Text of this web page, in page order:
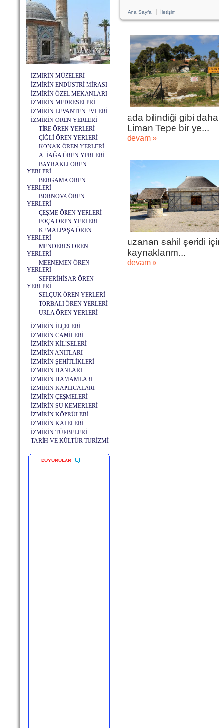
İZMİRİN MÜZELERİ
İZMİRİN ENDÜSTRİ MİRASI
İZMİRİN ÖZEL MEKANLARI
İZMİRİN MEDRESELERİ
İZMİRİN LEVANTEN EVLERİ
İZMİRİN ÖREN YERLERİ
TİRE ÖREN YERLERİ
ÇİĞLİ ÖREN YERLERİ
KONAK ÖREN YERLERİ
ALİAĞA ÖREN YERLERİ
BAYRAKLI ÖREN
YERLERİ
BERGAMA ÖREN
YERLERİ
BORNOVA ÖREN
YERLERİ
ÇEŞME ÖREN YERLERİ
FOÇA ÖREN YERLERİ
KEMALPAŞA ÖREN
YERLERİ
MENDERES ÖREN
YERLERİ
MEENEMEN ÖREN
YERLERİ
SEFERİHİSAR ÖREN
YERLERİ
SELÇUK ÖREN YERLERİ
TORBALI ÖREN YERLERİ
URLA ÖREN YERLERİ
İZMİRİN İLÇELERİ
İZMİRİN CAMİLERİ
İZMİRİN KİLİSELERİ
İZMİRİN ANITLARI
İZMİRİN ŞEHİTLİKLERİ
İZMİRİN HANLARI
İZMİRİN HAMAMLARI
İZMİRİN KAPLICALARI
İZMİRİN ÇEŞMELERİ
İZMİRİN SU KEMERLERİ
İZMİRİN KÖPRÜLERİ
İZMİRİN KALELERİ
İZMİRİN TÜRBELERİ
TARİH VE KÜLTÜR TURİZMİ
DUYURULAR
Ana Sayfa| İletişim
ada bilindiği gibi
Liman Tepe bir ye...
devam »
uzanan sahil şeridi
kaynaklanm...
devam »